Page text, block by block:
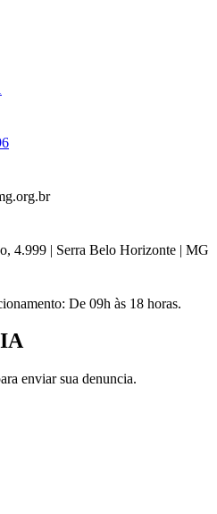
4.999 | Serra Belo Horizonte | MG
De 09h às 18 horas.
enviar sua denuncia.